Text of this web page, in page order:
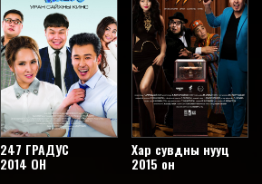
247 ГРАДУС
2014 ОН
Хар сувдны нууц
2015 он